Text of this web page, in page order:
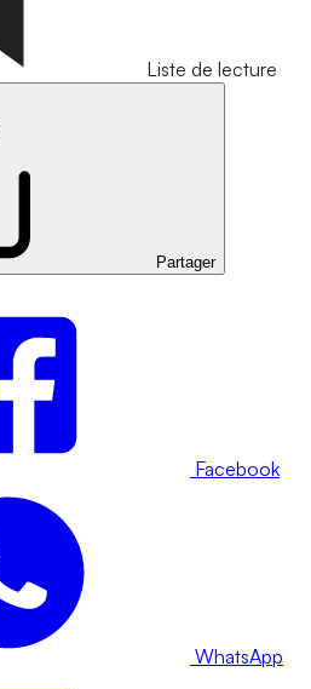
Liste de lecture
Partager
Facebook
WhatsApp